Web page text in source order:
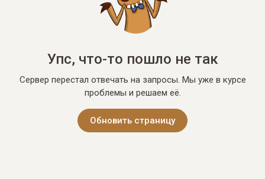
Упс, что-то пошло не так
Сервер перестал отвечать на запросы. Мы уже в курсе
проблемы и решаем её.
Обновить страницу